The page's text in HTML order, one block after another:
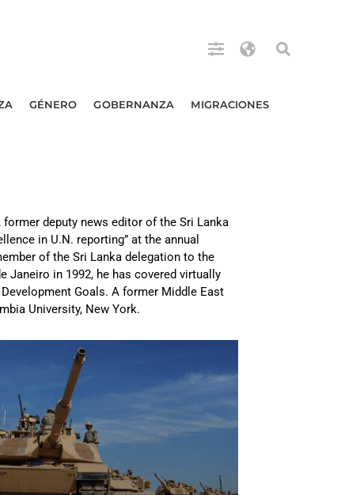
GÉNERO GOBERNANZA MIGRACIONES
deputy news editor of the Sri Lanka
in U.N. reporting” at the annual
of the Sri Lanka delegation to the
Janeiro in 1992, he has covered virtually
Goals. A former Middle East
University, New York.